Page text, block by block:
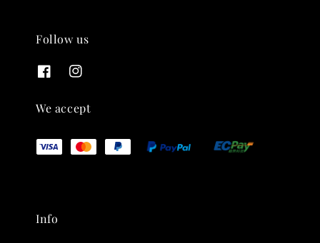
THT 九週年紀念 T-shirt
NT$ 880
加入購物車
Follow us
We accept
Info